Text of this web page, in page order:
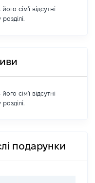
сім'ї відсутні
сім'ї відсутні
подарунки